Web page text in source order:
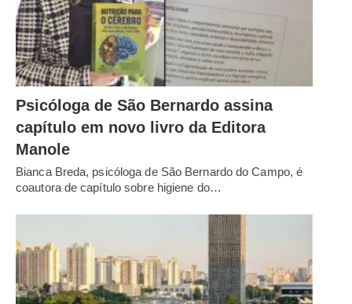
Psicóloga de São Bernardo assina
capítulo em novo livro da Editora
Manole
Bianca Breda, psicóloga de São Bernardo do Campo, é
coautora de capítulo sobre higiene do…